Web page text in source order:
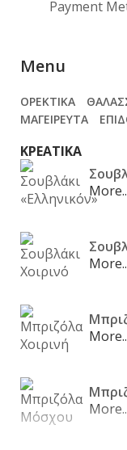
Payment
Menu
ΟΡΕΚΤΙΚΑ
ΜΑΓΕΙΡΕΥΤΑ
ΚΡΕΑΤΙΚΑ